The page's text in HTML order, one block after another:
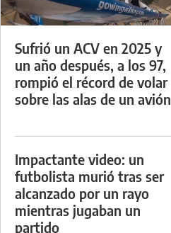
Sufrió un ACV en 2025 y
un año después, a los 97,
rompió el récord de volar
sobre las alas de un avión
Impactante video: un
futbolista murió tras ser
alcanzado por un rayo
mientras jugaban un
partido